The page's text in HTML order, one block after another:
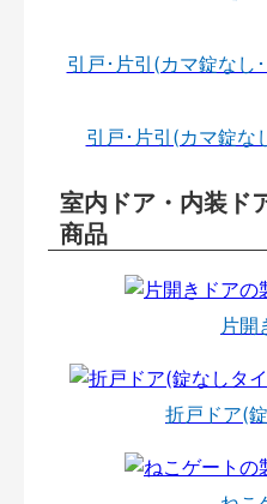
引戸･片引(カマ錠なし
引戸･片引(カマ錠な
室内ドア・内装ド
商品
片開
折戸ドア(